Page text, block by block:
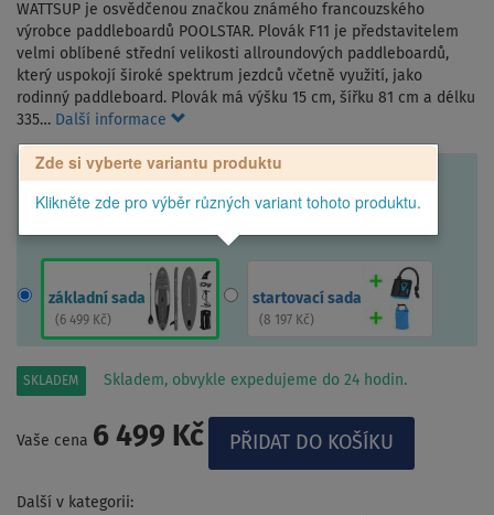
WATTSUP je osvědčenou značkou známého francouzského
výrobce paddleboardů POOLSTAR. Plovák F11 je představitelem
velmi oblíbené střední velikosti allroundových paddleboardů,
který uspokojí široké spektrum jezdců včetně využití, jako
rodinný paddleboard. Plovák má výšku 15 cm, šířku 81 cm a délku
335… Další informace
Zde si vyberte variantu produktu
Klikněte zde pro výběr různých variant tohoto produktu.
základní sada
(6 499 Kč)
startovací sada
(8 197 Kč)
SKLADEM Skladem, obvykle expedujeme do 24 hodin.
Vaše cena 6 499 Kč
Další v kategorii: